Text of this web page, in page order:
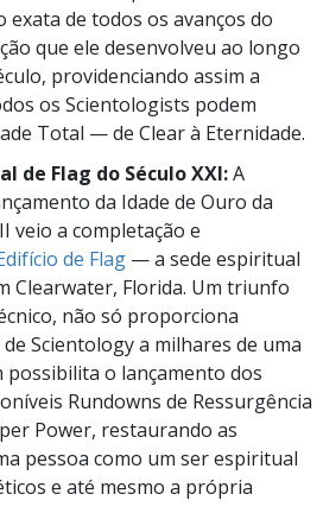
exata de todos os avanços do
que ele desenvolveu ao longo
providenciando assim a
os Scientologists podem
Total — de Clear à Eternidade.
de Flag do Século XXI:A
da Idade de Ouro da
veio a completação e
de Flag — a sede espiritual
Clearwater, Florida. Um triunfo
não só proporciona
Scientology a milhares de uma
possibilita o lançamento dos
Rundowns de Ressurgência
Power, restaurando as
pessoa como um ser espiritual
e até mesmo a própria